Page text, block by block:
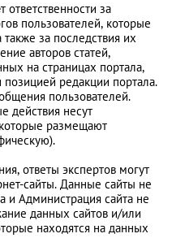
ответственности за
пользователей, которые
за последствия их
авторов статей,
на страницах портала,
редакции портала.
пользователей.
действия несут
размещают
ответы экспертов могут
сайты. Данные сайты не
и Администрация сайта не
данных сайтов и/или
находятся на данных